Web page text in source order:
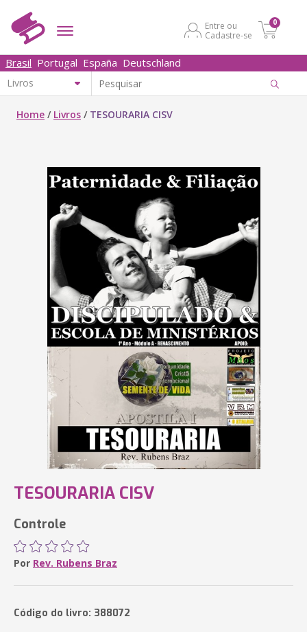
Entre ou
Cadastre-se
0
Brasil Portugal España Deutschland
Home / Livros / TESOURARIA CISV
TESOURARIA CISV
Controle
Por Rev. Rubens Braz
Código do livro: 388072